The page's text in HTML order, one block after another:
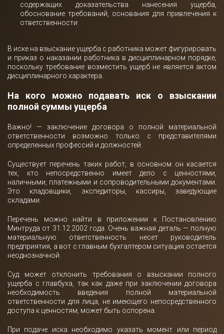
содержащих доказательства нанесения ущерба,
обоснование требований, основания для привлечения к
ответственности
В иске на взыскание ущерба с работника может фигурировать
и приказ о наказании работника в дисциплинарном порядке,
поскольку требование возместить ущерб не является актом
дисциплинарного характера.
На кого можно подавать иск о взыскании
полной суммы ущерба
Важно! — заключение договора о полной материальной
ответственности возможно только с представителями
определенных профессий и должностей.
Существует перечень таких работ, в основном он касается
тех, кто непосредственно имеет дело с ценностями,
наличными, платежными и сопроводительными документами.
Это кладовщики, экспедиторы, кассиры, заведующие
складами.
Перечень можно найти в приложении к Постановлению
Минтруда от 31.12.2002 года. Очень важная деталь — полную
материальную ответственность несет руководитель
предприятия, а вот с главным бухгалтером ситуация остается
неоднозначной.
Суд может отклонить требования о взыскании полного
ущерба с главбуха, так как даже при заключении договора
необходимость введения полной материальной
ответственности для лица, не имеющего непосредственного
доступа к ценностям, может быть оспорена.
При подаче иска необходимо указать момент или период